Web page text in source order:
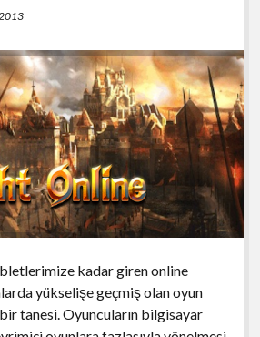
kadar giren online
yükselişe geçmiş olan oyun
tanesi. Oyuncuların bilgisayar